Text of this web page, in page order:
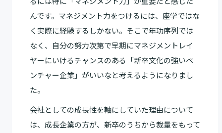
んです。マネジメント力をつけるには、座学ではな
く実際に経験するしかない。そこで年功序列では
なく、自分の努力次第で早期にマネジメントレイ
ヤーにいけるチャンスのある「新卒文化の強いベ
ンチャー企業」がいいなと考えるようになりまし
た。
会社としての成長性を軸にしていた理由について
は、成長企業の方が、新卒のうちから裁量をもって